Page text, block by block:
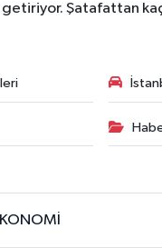
Şatafattan